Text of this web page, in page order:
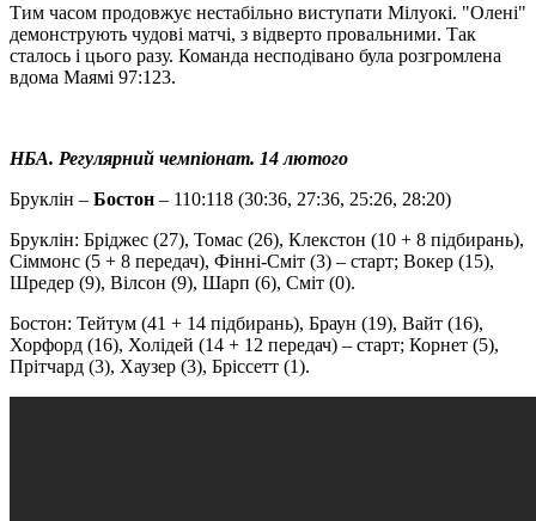
Тим часом продовжує нестабільно виступати Мілуокі. "Олені"
демонструють чудові матчі, з відверто провальними. Так
сталось і цього разу. Команда несподівано була розгромлена
вдома Маямі 97:123.
НБА. Регулярний чемпіонат. 14 лютого
Бруклін – Бостон – 110:118 (30:36, 27:36, 25:26, 28:20)
Бруклін: Бріджес (27), Томас (26), Клекстон (10 + 8 підбирань),
Сіммонс (5 + 8 передач), Фінні-Сміт (3) – старт; Вокер (15),
Шредер (9), Вілсон (9), Шарп (6), Сміт (0).
Бостон: Тейтум (41 + 14 підбирань), Браун (19), Вайт (16),
Хорфорд (16), Холідей (14 + 12 передач) – старт; Корнет (5),
Прітчард (3), Хаузер (3), Бріссетт (1).